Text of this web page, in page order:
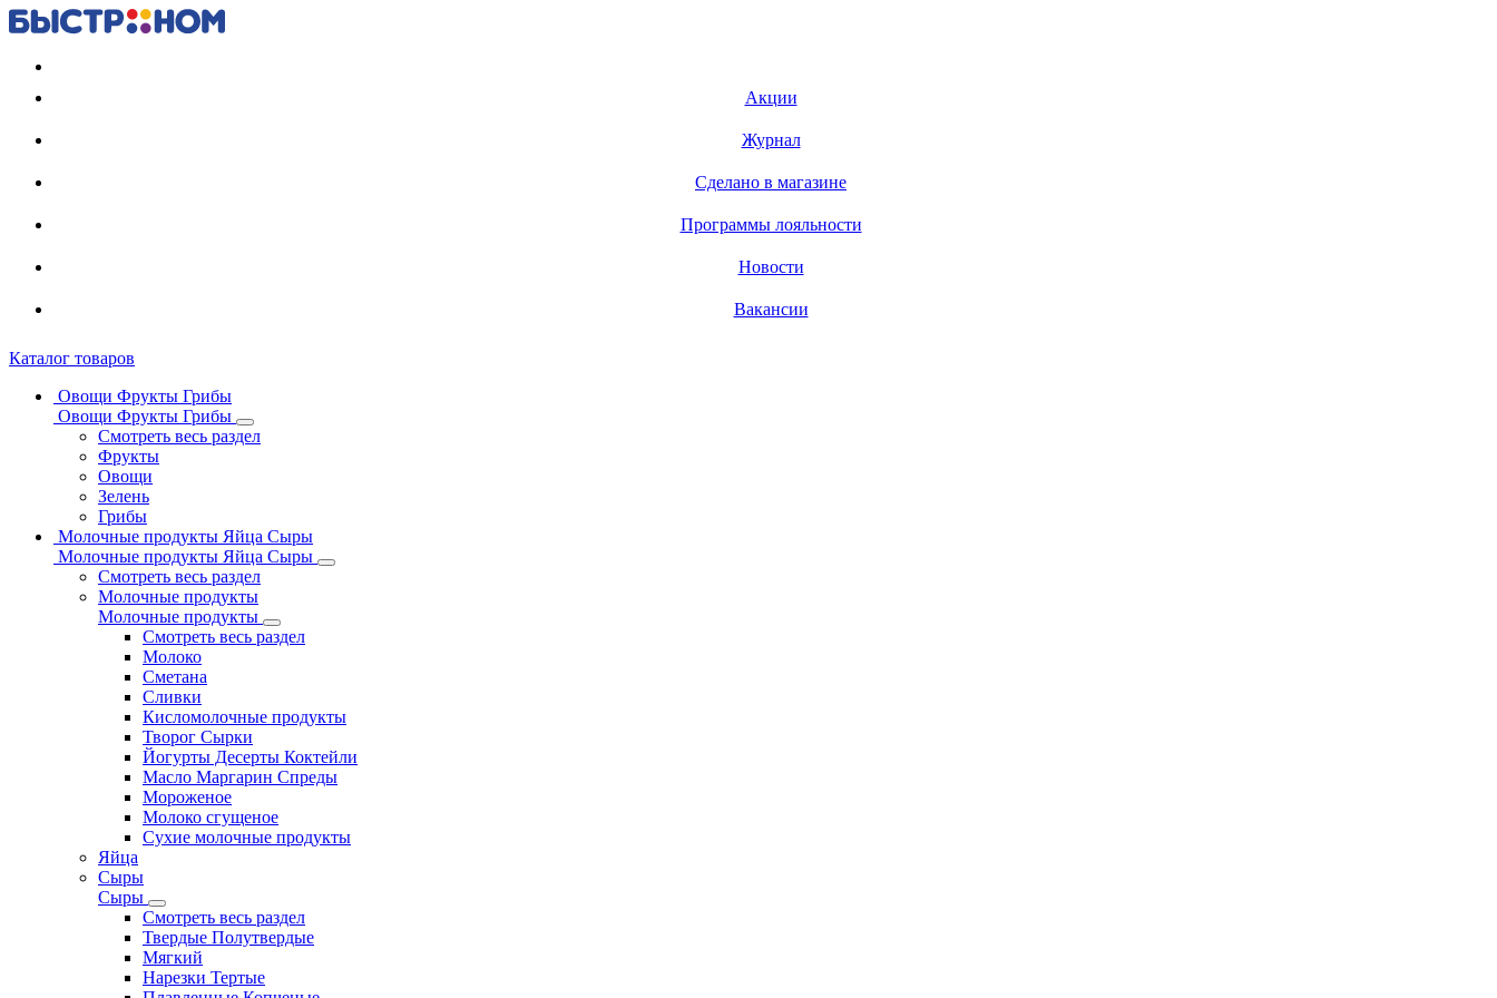
Акции
Журнал
Сделано в магазине
Программы лояльности
Новости
Вакансии
Каталог товаров
Овощи Фрукты Грибы
Овощи Фрукты Грибы
Смотреть весь раздел
Фрукты
Овощи
Зелень
Грибы
Молочные продукты Яйца Сыры
Молочные продукты Яйца Сыры
Смотреть весь раздел
Молочные продукты
Молочные продукты
Смотреть весь раздел
Молоко
Сметана
Сливки
Кисломолочные продукты
Творог Сырки
Йогурты Десерты Коктейли
Масло Маргарин Спреды
Мороженое
Молоко сгущеное
Сухие молочные продукты
Яйца
Сыры
Сыры
Смотреть весь раздел
Твердые Полутвердые
Мягкий
Нарезки Тертые